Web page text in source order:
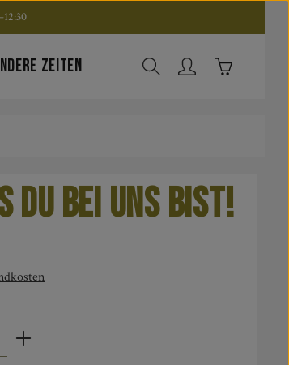
ZEITEN Warenkorb
du bei uns bist!
den gewünschten Wert ein oder